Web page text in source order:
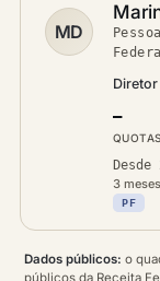
MD
Diretor
—
QUOTAS
3
PF
Dados públicos: o
públicos da Receita